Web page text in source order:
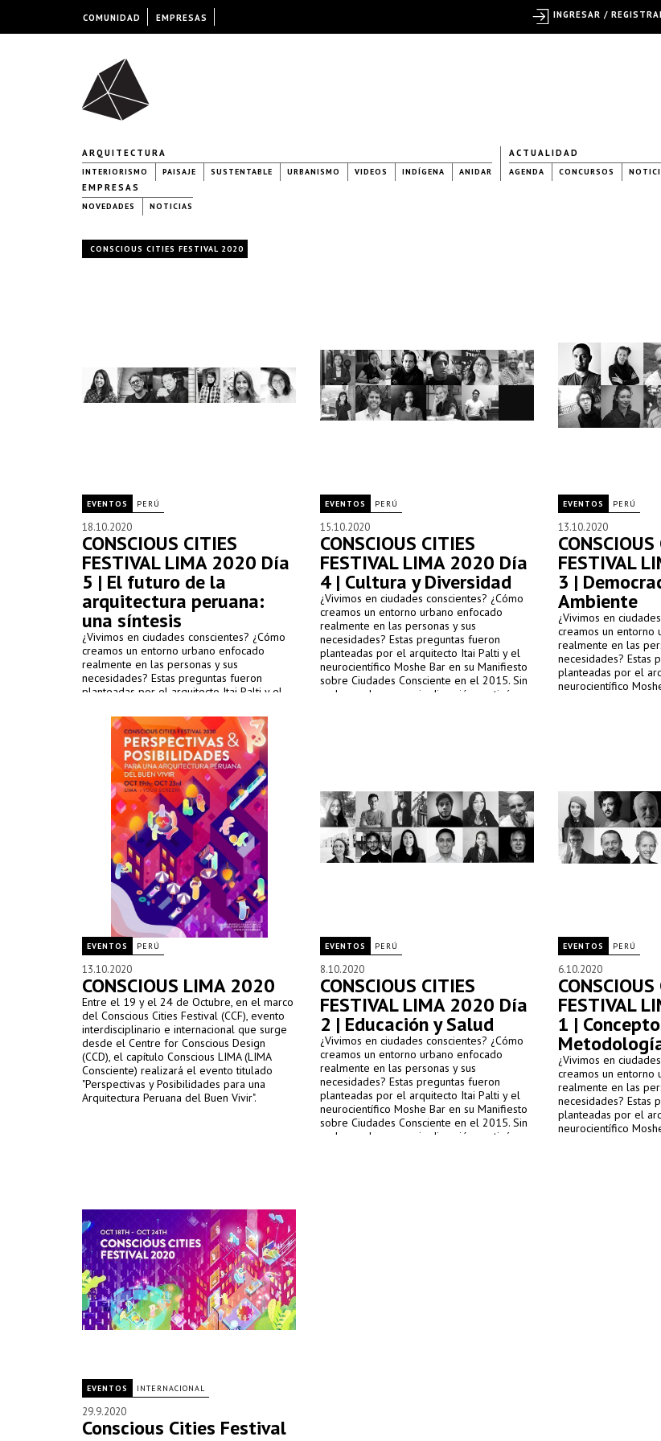
ARQUITECTURA
INTERIORISMO PAISAJE SUSTENTABLE URBANISMO VIDEOS INDÍGENA ANIDAR
ACTUALIDAD
AGENDA CONCURSOS
EMPRESAS
NOVEDADES NOTICIAS
CONSCIOUS CITIES FESTIVAL 2020
EVENTOS PERÚ
18.10.2020
CONSCIOUS CITIES
FESTIVAL LIMA 2020 Día
5 | El futuro de la
arquitectura peruana:
una síntesis
¿Vivimos en ciudades conscientes? ¿Cómo
creamos un entorno urbano enfocado
realmente en las personas y sus
necesidades? Estas preguntas fueron
planteadas por el arquitecto Itai Palti y el
sobre Ciudades Consciente en el 2015. Sin
embargo, la necesaria discusión continúa y
para ello, el Centre for Conscious Design
(CCD) organiza el evento internacional e
interdisciplinario Conscious Cities Festival
2020, cuya transmisión se realizará del 19
al 23 de octubre de 2020.
EVENTOS PERÚ
15.10.2020
CONSCIOUS CITIES
FESTIVAL LIMA 2020 Día
4 | Cultura y Diversidad
¿Vivimos en ciudades conscientes? ¿Cómo
creamos un entorno urbano enfocado
realmente en las personas y sus
necesidades? Estas preguntas fueron
planteadas por el arquitecto Itai Palti y el
neurocientífico Moshe Bar en su Manifiesto
sobre Ciudades Consciente en el 2015. Sin
embargo, la necesaria discusión continúa y
EVENTOS PERÚ
13.10.2020
FESTIVAL
3 |
Ambiente
¿Vivimos en
creamos un entorno
realmente en las
necesidades? Estas
planteadas por el
neurocientífico
EVENTOS PERÚ
13.10.2020
CONSCIOUS LIMA 2020
Entre el 19 y el 24 de Octubre, en el marco
del Conscious Cities Festival (CCF), evento
interdisciplinario e internacional que surge
desde el Centre for Conscious Design
(CCD), el capítulo Conscious LIMA (LIMA
Consciente) realizará el evento titulado
"Perspectivas y Posibilidades para una
Arquitectura Peruana del Buen Vivir".
EVENTOS PERÚ
8.10.2020
CONSCIOUS CITIES
FESTIVAL LIMA 2020 Día
2 | Educación y Salud
¿Vivimos en ciudades conscientes? ¿Cómo
creamos un entorno urbano enfocado
realmente en las personas y sus
necesidades? Estas preguntas fueron
planteadas por el arquitecto Itai Palti y el
neurocientífico Moshe Bar en su Manifiesto
sobre Ciudades Consciente en el 2015. Sin
embargo, la necesaria discusión continúa y
EVENTOS PERÚ
6.10.2020
FESTIVAL
1 |
¿Vivimos en
creamos un entorno
realmente en las
necesidades? Estas
planteadas por el
neurocientífico
EVENTOS INTERNACIONAL
29.9.2020
Conscious Cities Festival
COMUNIDAD EMPRESAS INGRESAR /